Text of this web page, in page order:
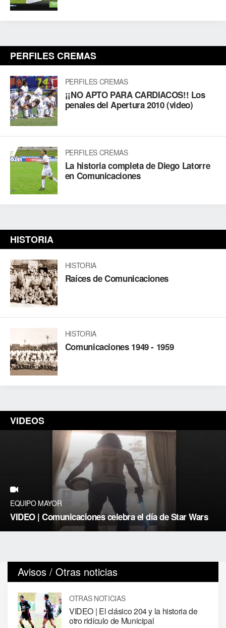
PERFILES CREMAS
PERFILES CREMAS
¡¡NO APTO PARA CARDIACOS!! Los
penales del Apertura 2010 (video)
PERFILES CREMAS
La historia completa de Diego Latorre
en Comunicaciones
HISTORIA
HISTORIA
Raíces de Comunicaciones
HISTORIA
Comunicaciones 1949 - 1959
VIDEOS
EQUIPO MAYOR
VIDEO | Comunicaciones celebra el día de Star Wars
Avisos / Otras noticias
OTRAS NOTICIAS
VIDEO | El clásico 204 y la historia de
otro ridículo de Municipal